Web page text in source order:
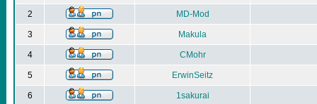
2 MD-Mod
3 Makula
4 CMohr
5 ErwinSeitz
6 1sakurai